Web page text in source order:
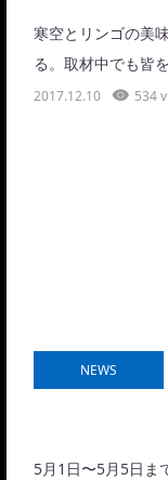
寒空とリンゴの美
る。取材中でも皆
2017.12.10 534
NEWS
5月1日〜5月5日ま